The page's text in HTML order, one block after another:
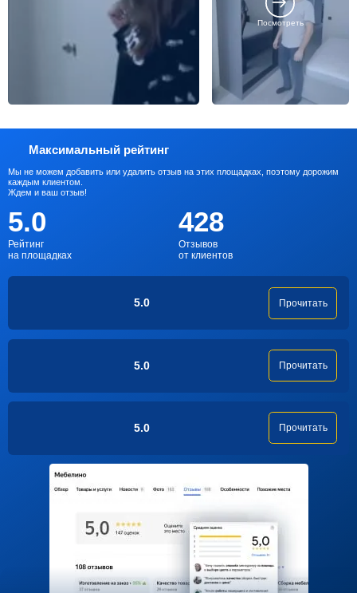
Посмотреть
Максимальный рейтинг
Мы не можем добавить или удалить отзыв на этих площадках, поэтому дорожим
каждым клиентом.
Ждем и ваш отзыв!
5.0
Рейтинг
на площадках
428
Отзывов
от клиентов
5.0 Прочитать
5.0 Прочитать
5.0 Прочитать